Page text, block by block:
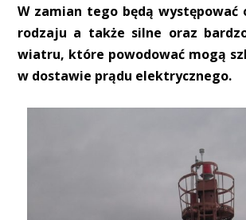
W zamian tego będą występować
rodzaju a także silne oraz
wiatru, które powodować mogą
w dostawie prądu elektrycznego.